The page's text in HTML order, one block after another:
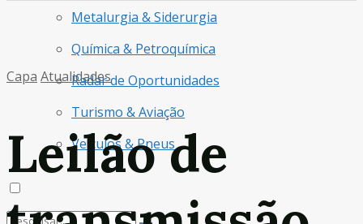
Metalurgia & Siderurgia
Química & Petroquímica
Radar de Oportunidades
Turismo & Aviação
Veículos & Pneus
Capa Atualidades
Leilão de